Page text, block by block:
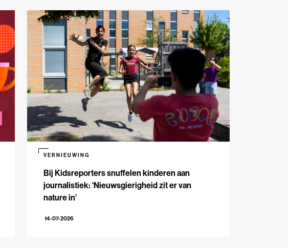
Bij Kidsreporters snuffelen kinderen aan
journalistiek: ‘Nieuwsgierigheid zit er van
nature in’
VERNIEUWING
14-07-2026